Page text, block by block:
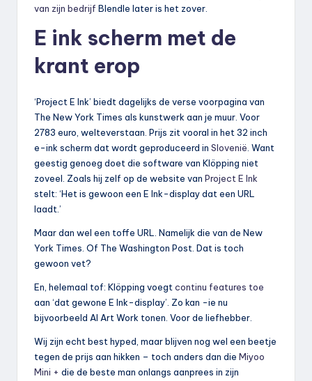
van zijn bedrijf Blendle later is het zover.
E ink scherm met de
krant erop
‘Project E Ink’ biedt dagelijks de verse voorpagina van
The New York Times als kunstwerk aan je muur. Voor
2783 euro, welteverstaan. Prijs zit vooral in het 32 inch
e-ink scherm dat wordt geproduceerd in Slovenië . Want
geestig genoeg doet die software van Klöpping niet
zoveel. Zoals hij zelf op de website van Project E Ink
stelt: ‘Het is gewoon een E Ink-display dat een URL
laadt.’
Maar dan wel een toffe URL. Namelijk die van de New
York Times. Of The Washington Post. Dat is toch
gewoon vet?
En, helemaal tof: Klöpping voegt continu features toe
aan ‘dat gewone E Ink-display’. Zo kan -ie nu
bijvoorbeeld AI Art Work tonen. Voor de liefhebber.
Wij zijn echt best hyped, maar blijven nog wel een beetje
tegen de prijs aan hikken – toch anders dan die Miyoo
Mini + die de beste man onlangs aanprees in zijn